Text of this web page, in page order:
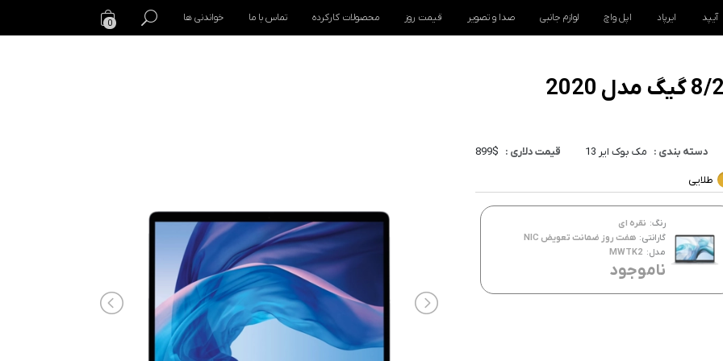
آیپد ایرپاد اپل واچ لوازم جانبی صدا و تصویر قیمت روز محصولات کارکرده تماس با ما خواندنی ها 0
دسته بندی : مک بوک ایر 13 قیمت دلاری : 899$
طلایی
رنگ: نقره ای
گارانتی: هفت روز ضمانت تعویض NIC
مدل: MWTK2
ناموجود